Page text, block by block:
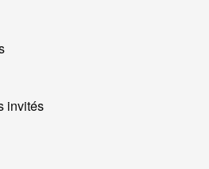
invités